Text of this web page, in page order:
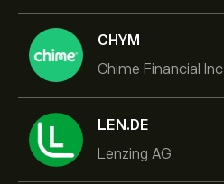
CHYM
Chime Financial Inc
LEN.DE
Lenzing AG